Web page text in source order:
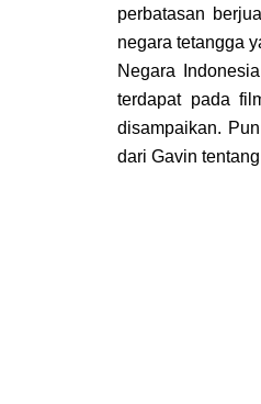
perbatasan
negara tetangga
Negara
terdapat pada
disampaikan.
dari Gavin